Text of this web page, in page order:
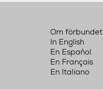
Om förbundet
In English
En Español
En Français
En Italiano